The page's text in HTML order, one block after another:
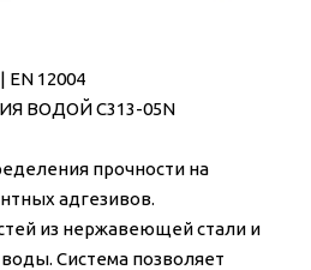
12004
ВОДОЙ C313-05N
прочности на
адгезивов.
из нержавеющей стали и
Система позволяет